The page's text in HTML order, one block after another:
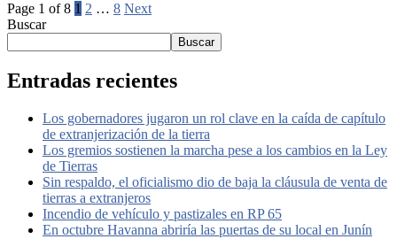
Page 1 of 8 1 2 … 8 Next
Buscar
Buscar
Entradas recientes
Los gobernadores jugaron un rol clave en la caída de capítulo
de extranjerización de la tierra
Los gremios sostienen la marcha pese a los cambios en la Ley
de Tierras
Sin respaldo, el oficialismo dio de baja la cláusula de venta de
tierras a extranjeros
Incendio de vehículo y pastizales en RP 65
En octubre Havanna abriría las puertas de su local en Junín